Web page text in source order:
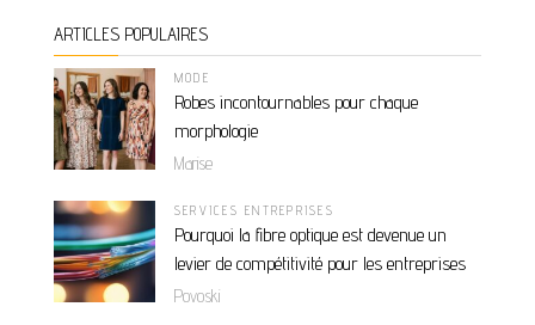
ARTICLES POPULAIRES
MODE
Robes incontournables pour chaque
morphologie
Marise
SERVICES ENTREPRISES
Pourquoi la fibre optique est devenue un
levier de compétitivité pour les entreprises
Povoski